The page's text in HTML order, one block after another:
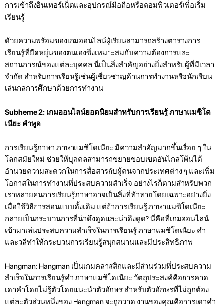
การเข้าถึงอินเทอร์เน็ตและอุปกรณ์มือถือหรือคอมพิวเตอร์เพื่อเริ่ม
เรียนรู้
ด้วยความพร้อมของเกมออนไลน์ผู้เรียนสามารถสร้างตารางการ
เรียนรู้ที่ยืดหยุ่นของตนเองซึ่งเหมาะสมกับความต้องการและ
สถานการณ์ของแต่ละบุคคล นี่เป็นสิ่งสำคัญอย่างยิ่งสำหรับผู้ที่มีเวลา
จำกัด สำหรับการเรียนรู้เช่นผู้เชี่ยวชาญด้านการทำงานหรือนักเรียน
เล่นกลการศึกษาด้วยการทำงาน
Subheme 2: เกมออนไลน์ยอดนิยมสำหรับการเรียนรู้ ภาษาแมซิโด
เนียะ คำพูด
การเรียนรู้ภาษา ภาษาแมซิโดเนียะ มีความสำคัญมากขึ้นเรื่อย ๆ ใน
โลกสมัยใหม่ ช่วยให้บุคคลสามารถขยายขอบเขตอันไกลโพ้นได้
อำนวยความสะดวกในการสื่อสารกับผู้คนจากประเทศต่าง ๆ และเพิ่ม
โอกาสในการทำงานที่ประสบความสำเร็จ อย่างไรก็ตามสำหรับพวก
เราหลายคนการเรียนรู้ภาษาอาจเป็นสิ่งที่ท้าทายโดยเฉพาะอย่างยิ่ง
เมื่อใช้วิธีการสอนแบบดั้งเดิม แต่ถ้าการเรียนรู้ ภาษาแมซิโดเนียะ
กลายเป็นกระบวนการที่น่าดึงดูดและน่าดึงดูด? นี่คือที่เกมออนไลน์
เข้ามาเล่นประสบความสำเร็จในการเรียนรู้ ภาษาแมซิโดเนียะ คำ
และวลีทำให้กระบวนการเรียนรู้สนุกสนานและมีประสิทธิภาพ
Hangman: Hangman เป็นเกมคลาสสิกและมีส่วนร่วมที่ประสบความ
สำเร็จในการเรียนรู้คำ ภาษาแมซิโดเนียะ วัตถุประสงค์คือการคาด
เดาคำโดยไม่รู้ตัวโดยแนะนำตัวอักษร สำหรับตัวอักษรที่ไม่ถูกต้อง
แต่ละตัวส่วนหนึ่งของ Hangman จะถูกวาด งานของคุณคือการเดาคำ